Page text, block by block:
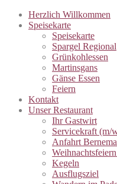
Herzlich Willkommen
Speisekarte
Speisekarte
Spargel Regional
Grünkohlessen
Martinsgans
Gänse Essen
Feiern
Kontakt
Unser Restaurant
Ihr Gastwirt
Servicekraft (m/
Anfahrt
Kegeln
Ausflugsziel